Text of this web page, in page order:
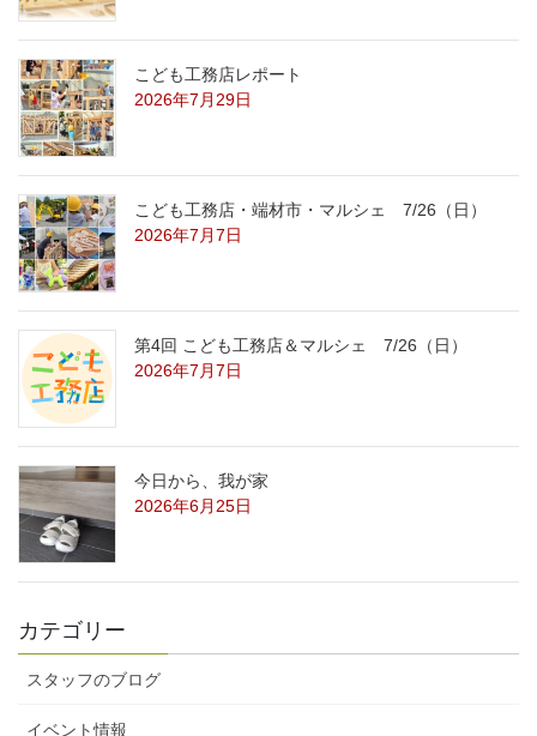
こども工務店レポート
2026年7月29日
こども工務店・端材市・マルシェ 7/26（日）
2026年7月7日
第4回 こども工務店＆マルシェ 7/26（日）
2026年7月7日
今日から、我が家
2026年6月25日
カテゴリー
スタッフのブログ
イベント情報